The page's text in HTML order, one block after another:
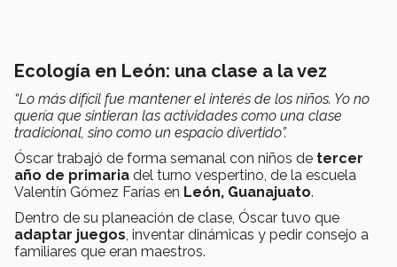
Ecología en León: una clase a la vez
“Lo más difícil fue mantener el interés de los niños. Yo no
quería que sintieran las actividades como una clase
tradicional, sino como un espacio divertido”.
Óscar trabajó de forma semanal con niños de tercer
año de primaria del turno vespertino, de la escuela
Valentín Gómez Farías en León, Guanajuato.
Dentro de su planeación de clase, Óscar tuvo que
adaptar juegos , inventar dinámicas y pedir consejo a
familiares que eran maestros.